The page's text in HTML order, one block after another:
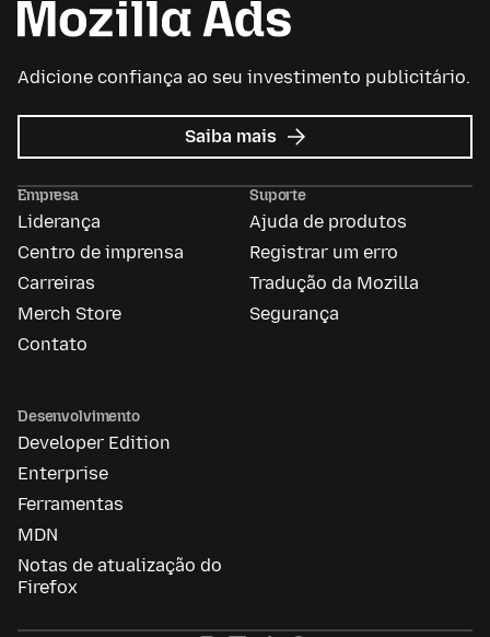
Adicione confiança ao seu investimento publicitário.
Saiba mais sobre
Mozilla
Empresa
Liderança
Centro de imprensa
Carreiras
Merch Store
Contato
Suporte
Ajuda de produtos
Registrar um erro
Tradução da Mozilla
Segurança
Desenvolvimento
Developer Edition
Enterprise
Ferramentas
MDN
Notas de atualização do
Firefox